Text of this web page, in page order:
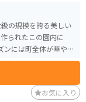
の規模を誇る美しい
られたこの園内に
には町全体が華やか
から見下ろすバラの
まさに北海道らしい
お気に入り